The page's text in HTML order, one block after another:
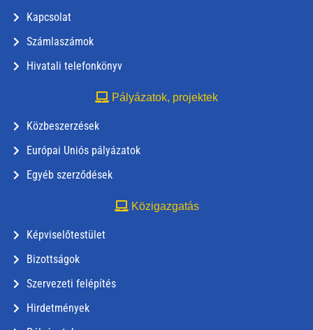
Kapcsolat
Számlaszámok
Hivatali telefonkönyv
Pályázatok, projektek
Közbeszerzések
Európai Uniós pályázatok
Egyéb szerződések
Közigazgatás
Képviselőtestület
Bizottságok
Szervezeti felépítés
Hirdetmények